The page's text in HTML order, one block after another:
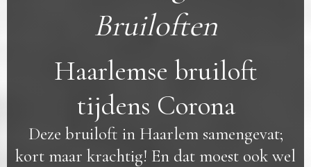
Bruiloften
Haarlemse bruiloft
tijdens Corona
Deze bruiloft in Haarlem samengevat;
kort maar krachtig! En dat moest ook wel